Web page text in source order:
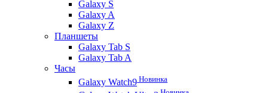
Galaxy S
Galaxy A
Galaxy Z
Планшеты
Galaxy Tab S
Galaxy Tab A
Часы
Galaxy Watch9 Новинка